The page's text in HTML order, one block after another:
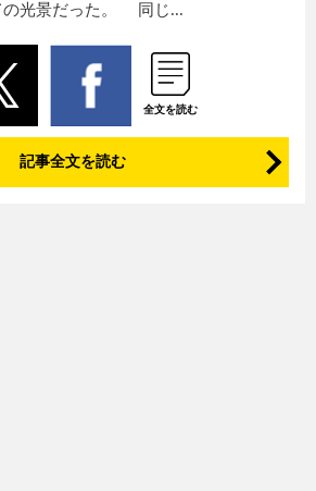
の光景だった。 同じ...
全文を読む
記事全文を読む